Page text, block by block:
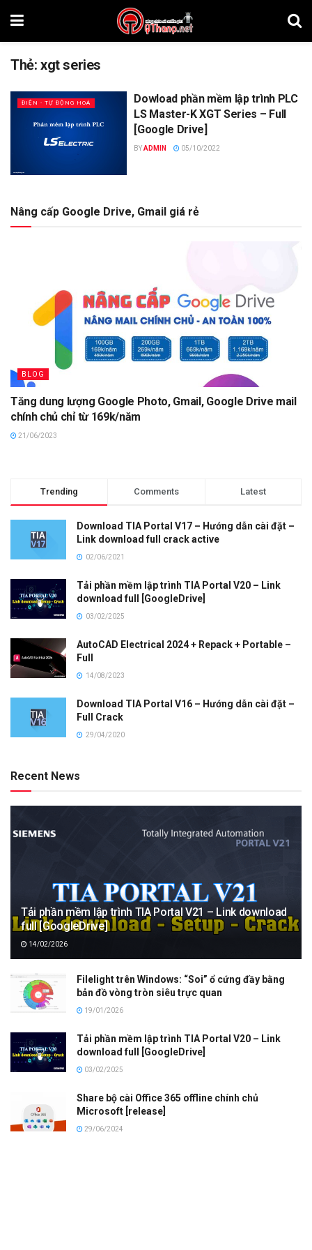
Thẻ:xgt series
ĐIỆN - TỰ ĐỘNG HOÁ
Dowload phần mềm lập trình PLC
LS Master-K XGT Series – Full
[Google Drive]
BYADMIN 05/10/2022
Nâng cấp Google Drive, Gmail giá rẻ
BLOG
Tăng dung lượng Google Photo, Gmail, Google Drive mail
chính chủ chỉ từ 169k/năm
21/06/2023
Trending Comments Latest
Download TIA Portal V17 – Hướng dẫn cài đặt –
Link download full crack active
02/06/2021
Tải phần mềm lập trình TIA Portal V20 – Link
download full [GoogleDrive]
03/02/2025
AutoCAD Electrical 2024 + Repack + Portable –
Full
14/08/2023
Download TIA Portal V16 – Hướng dẫn cài đặt –
Full Crack
29/04/2020
Recent News
Tải phần mềm lập trình TIA Portal V21 – Link download
full [GoogleDrive]
14/02/2026
Filelight trên Windows: “Soi” ổ cứng đầy bằng
bản đồ vòng tròn siêu trực quan
19/01/2026
Tải phần mềm lập trình TIA Portal V20 – Link
download full [GoogleDrive]
03/02/2025
Share bộ cài Office 365 offline chính chủ
Microsoft [release]
29/06/2024